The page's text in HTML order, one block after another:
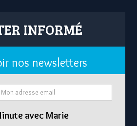
INFORMÉ
nos newsletters
avec Marie